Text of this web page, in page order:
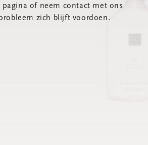
pagina of neem contact met ons
zich blijft voordoen.